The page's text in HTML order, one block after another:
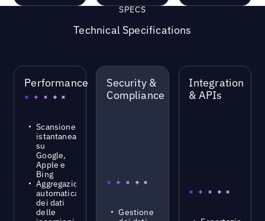
SPECS
Technical Specifications
Performance
Scansione
istantanea
su
Google,
Apple e
Bing
Aggregazione
automatica
dei dati
delle
Security &
Compliance
Gestione
Integration
& APIs